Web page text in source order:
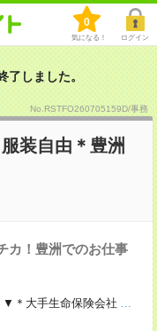
0
気になる！ ログイン
了しました。
No.RSTFO260705159D/事務
装自由＊豊洲
カ！豊洲でのお仕事
▼＊大手生命保険会社 ...